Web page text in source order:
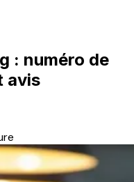
: numéro de
avis